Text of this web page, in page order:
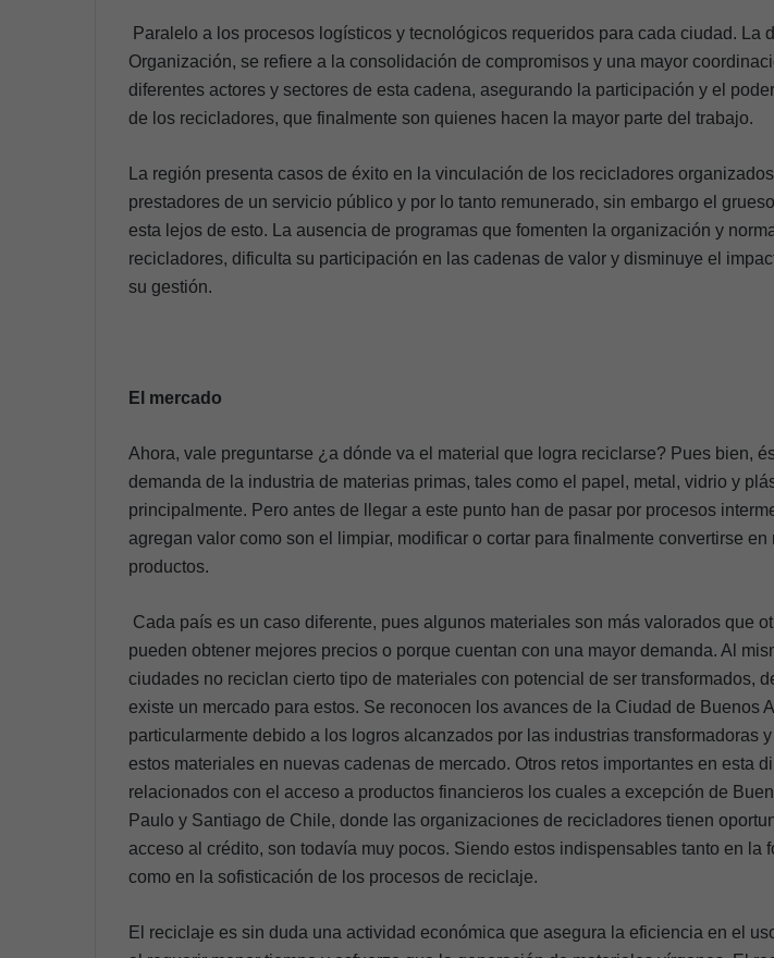
Paralelo a los procesos logísticos y tecnológicos requeridos para cada ciudad. La
Organización, se refiere a la consolidación de compromisos y una mayor
diferentes actores y sectores de esta cadena, asegurando la participación y el
de los recicladores, que finalmente son quienes hacen la mayor parte del trabajo.
La región presenta casos de éxito en la vinculación de los recicladores
prestadores de un servicio público y por lo tanto remunerado, sin embargo el
esta lejos de esto. La ausencia de programas que fomenten la organización y
recicladores, dificulta su participación en las cadenas de valor y disminuye el
su gestión.
El mercado
Ahora, vale preguntarse ¿a dónde va el material que logra reciclarse? Pues bien,
demanda de la industria de materias primas, tales como el papel, metal, vidrio y
principalmente. Pero antes de llegar a este punto han de pasar por procesos
agregan valor como son el limpiar, modificar o cortar para finalmente convertirse en
productos.
Cada país es un caso diferente, pues algunos materiales son más valorados que
pueden obtener mejores precios o porque cuentan con una mayor demanda. Al
ciudades no reciclan cierto tipo de materiales con potencial de ser transformados,
existe un mercado para estos. Se reconocen los avances de la Ciudad de Buenos
particularmente debido a los logros alcanzados por las industrias transformadoras
estos materiales en nuevas cadenas de mercado. Otros retos importantes en esta
relacionados con el acceso a productos financieros los cuales a excepción de
Paulo y Santiago de Chile, donde las organizaciones de recicladores tienen
acceso al crédito, son todavía muy pocos. Siendo estos indispensables tanto en la
como en la sofisticación de los procesos de reciclaje.
El reciclaje es sin duda una actividad económica que asegura la eficiencia en el